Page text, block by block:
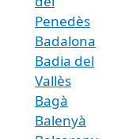
Penedès
Badalona
Badia del
Vallès
Bagà
Balenyà